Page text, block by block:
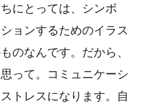
にとっては、シンボ
ョンするためのイラス
のなんです。だから、
って。コミュニケーシ
トレスになります。自